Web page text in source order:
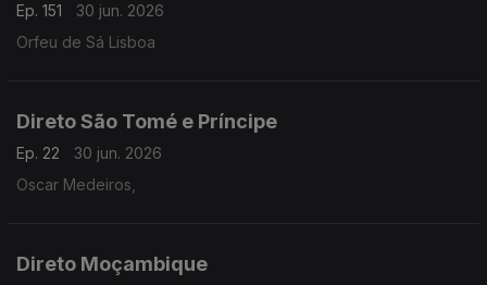
Ep. 151
30 jun. 2026
Orfeu de Sá Lisboa
Direto São Tomé e Príncipe
Ep. 22
30 jun. 2026
Oscar Medeiros,
Direto Moçambique